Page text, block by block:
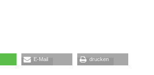
E-Mail drucken